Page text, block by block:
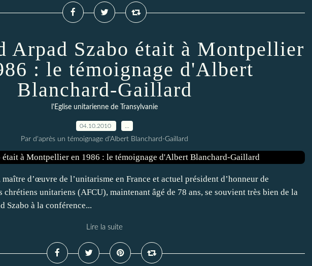
Arpad Szabo était à Montpellier
: le témoignage d'Albert
Blanchard-Gaillard
l'Eglise unitarienne de Transylvanie
04.10.2010
Par d'après un témoignage d'Albert Blanchard-Gaillard
d’œuvre de l’unitarisme en France et actuel président d’honneur de
chrétiens unitariens (AFCU), maintenant âgé de 78 ans, se souvient très bien de la
Szabo à la conférence...
Lire la suite